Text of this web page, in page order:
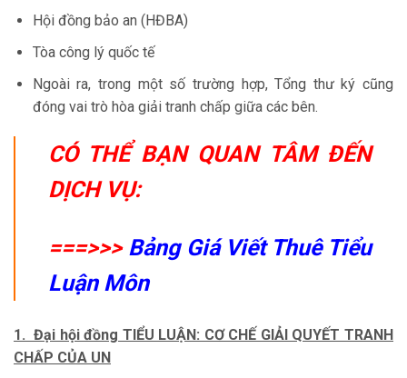
Hội đồng bảo an (HĐBA)
Tòa công lý quốc tế
Ngoài ra, trong một số trường hợp, Tổng thư ký cũng
đóng vai trò hòa giải tranh chấp giữa các bên.
CÓ THỂ BẠN QUAN TÂM ĐẾN
DỊCH VỤ:
===>>> Bảng Giá Viết Thuê Tiểu
Luận Môn
1. Đại hội đồng TIỂU LUẬN: CƠ CHẾ GIẢI QUYẾT TRANH
CHẤP CỦA UN